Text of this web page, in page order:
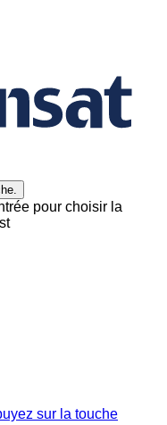
pour choisir la
sur la touche